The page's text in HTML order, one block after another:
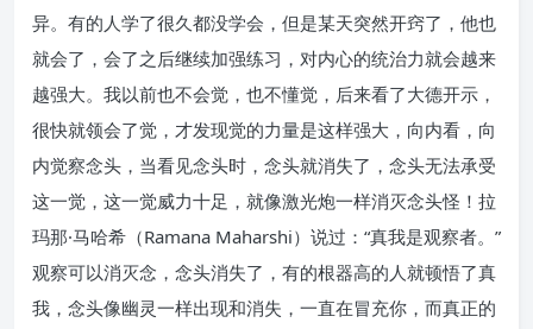
异。有的人学了很久都没学会，但是某天突然开窍了，他也
就会了，会了之后继续加强练习，对内心的统治力就会越来
越强大。我以前也不会觉，也不懂觉，后来看了大德开示，
很快就领会了觉，才发现觉的力量是这样强大，向内看，向
内觉察念头，当看见念头时，念头就消失了，念头无法承受
这一觉，这一觉威力十足，就像激光炮一样消灭念头怪！拉
玛那·马哈希（Ramana Maharshi）说过：“真我是观察者。”
观察可以消灭念，念头消失了，有的根器高的人就顿悟了真
我，念头像幽灵一样出现和消失，一直在冒充你，而真正的